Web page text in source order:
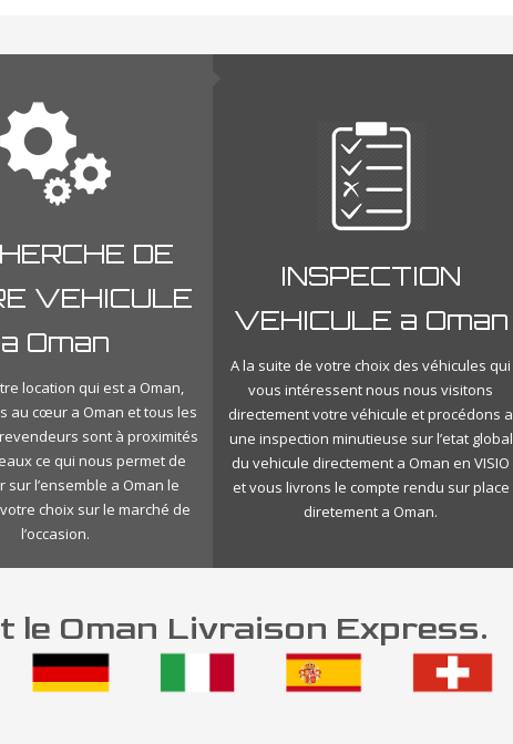
DE
VEHICULE
a Oman
location qui est a Oman,
au cœur a Oman et tous les
sont à proximités
ce qui nous permet de
sur l’ensemble a Oman le
choix sur le marché de
l’occasion.
INSPECTION
VEHICULE a Oman
A la suite de votre choix des véhicules qui
vous intéressent nous nous visitons
directement votre véhicule et procédons a
une inspection minutieuse sur l’etat global
du vehicule directement a Oman en VISIO
et vous livrons le compte rendu sur place
diretement a Oman.
le Oman Livraison Express.